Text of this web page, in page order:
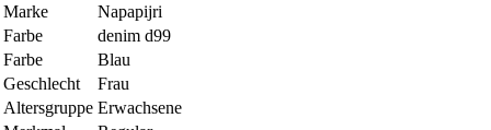
Marke
Napapijri
Farbe
denim d99
Farbe
Blau
Geschlecht
Frau
Altersgruppe Erwachsene